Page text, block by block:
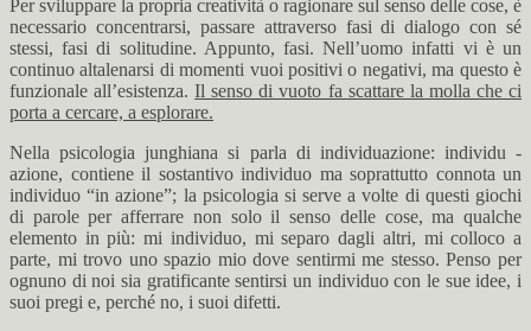
Per sviluppare la propria creatività o ragionare sul senso delle cose, è
necessario concentrarsi, passare attraverso fasi di dialogo con sé
stessi, fasi di solitudine. Appunto, fasi. Nell’uomo infatti vi è un
continuo altalenarsi di momenti vuoi positivi o negativi, ma questo è
funzionale all’esistenza.Il senso di vuoto fa scattare la molla che ci
porta a cercare, a esplorare.
Nella psicologia junghiana si parla di individuazione: individu -
azione, contiene il sostantivo individuo ma soprattutto connota un
individuo “in azione”; la psicologia si serve a volte di questi giochi
di parole per afferrare non solo il senso delle cose, ma qualche
elemento in più: mi individuo, mi separo dagli altri, mi colloco a
parte, mi trovo uno spazio mio dove sentirmi me stesso. Penso per
ognuno di noi sia gratificante sentirsi un individuo con le sue idee, i
suoi pregi e, perché no, i suoi difetti.